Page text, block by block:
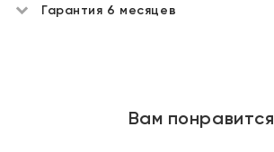
Гарантия 6 месяцев
Вам понравится